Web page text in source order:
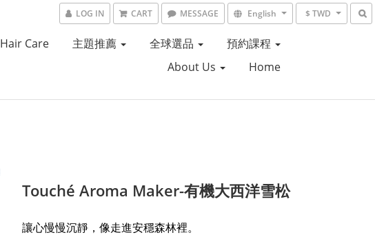
LOG IN CART MESSAGE English $ TWD
Hair Care 主題推薦 全球選品
預約課程
About Us
Home
Touché Aroma Maker-有機大西洋雪松
讓心慢慢沉靜，像走進安穩森林裡。